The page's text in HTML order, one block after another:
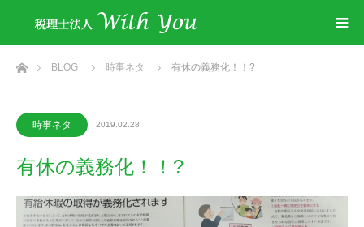
ホームBLOG 時事ネタ 有休の義務化！！?
時事ネタ 2019.02.28
有休の義務化！！?